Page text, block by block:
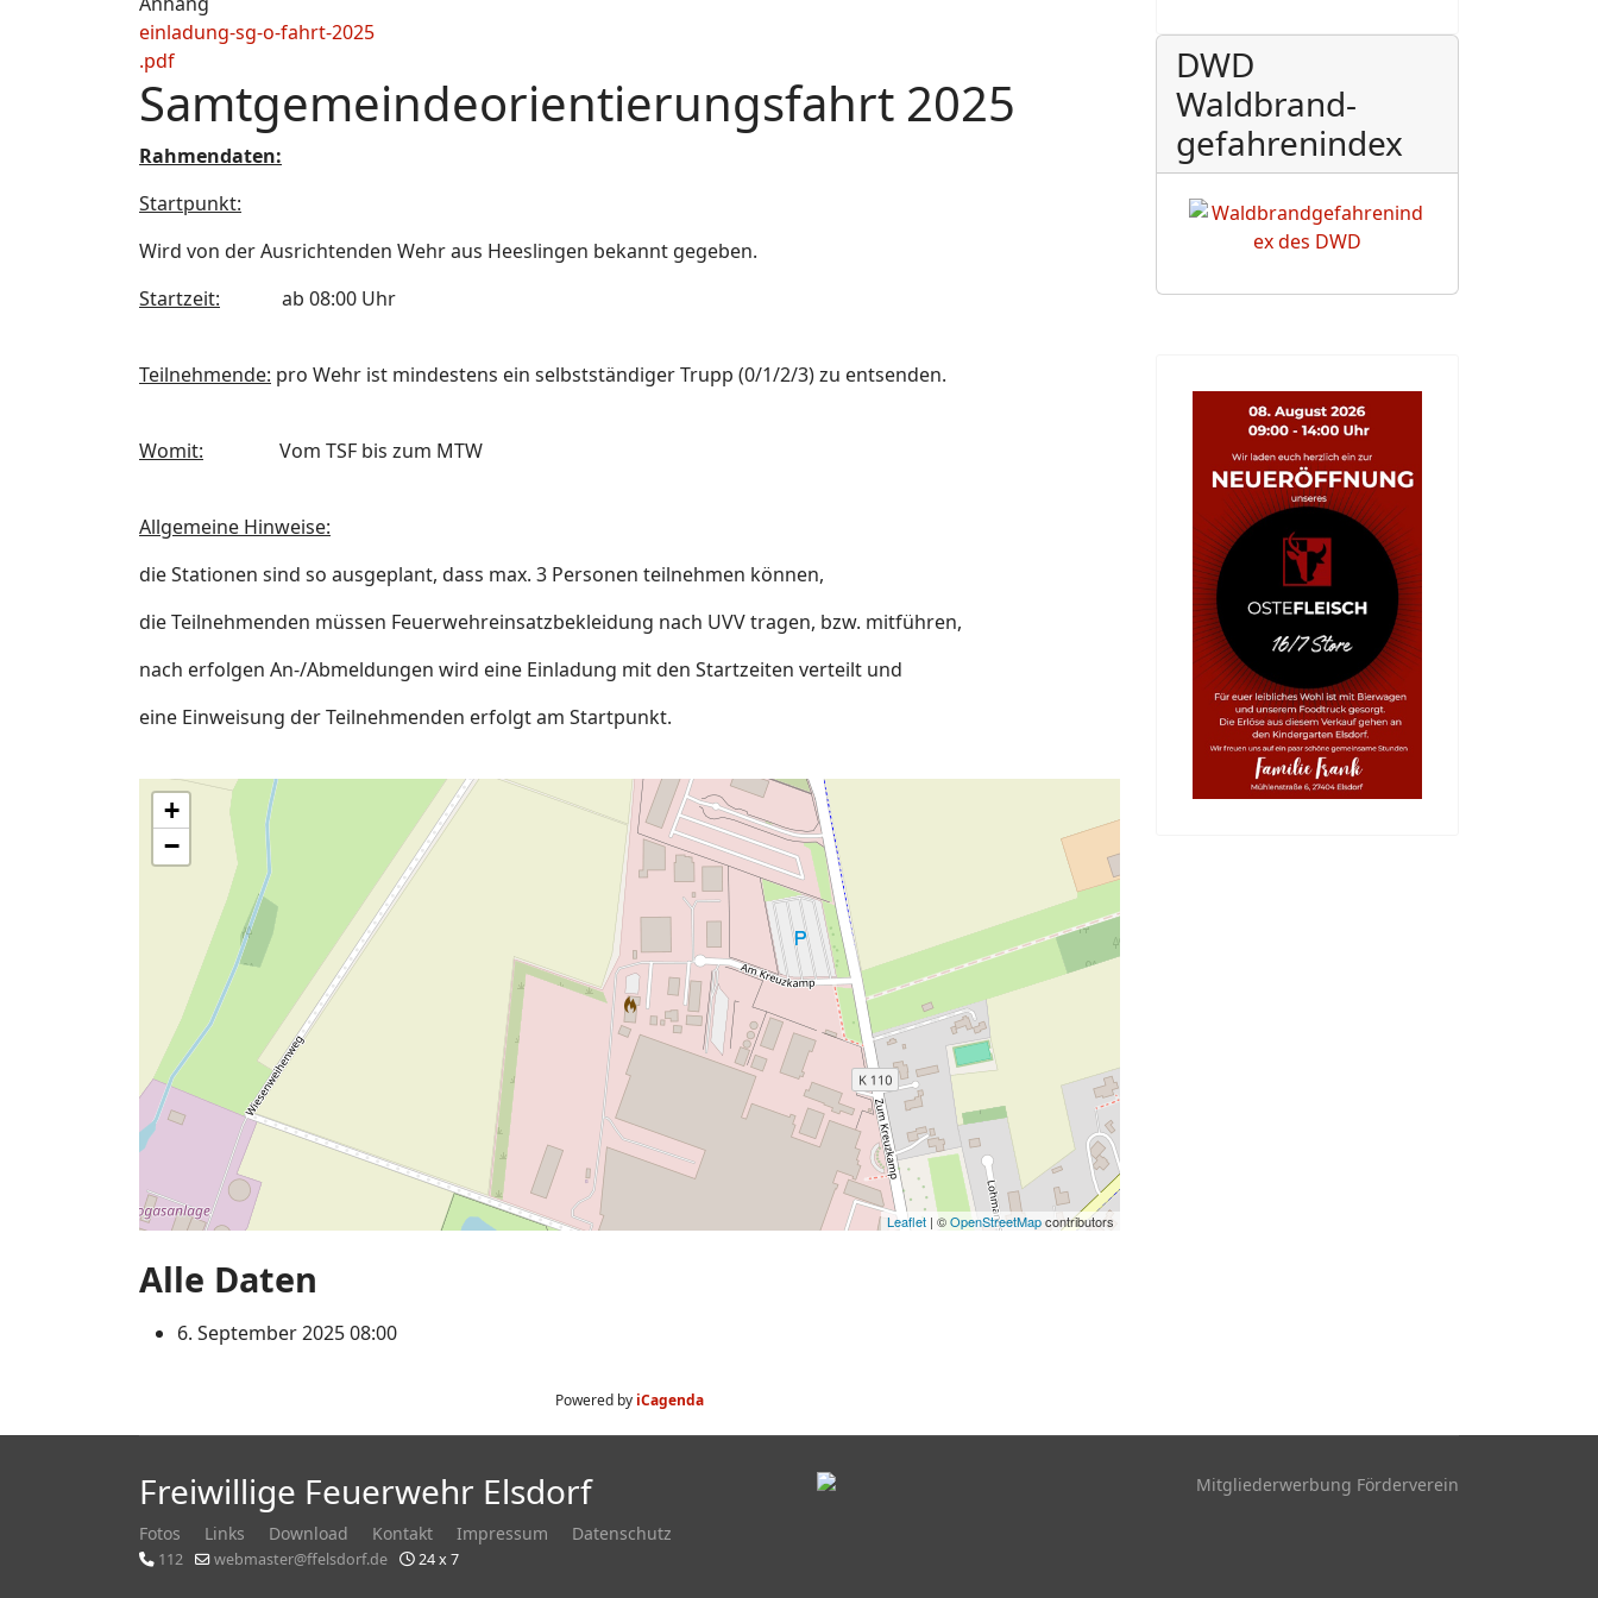
einladung-sg-o-fahrt-2025
.pdf
Samtgemeindeorientierungsfahrt 2025
Rahmendaten:
Startpunkt:
Wird von der Ausrichtenden Wehr aus Heeslingen bekannt gegeben.
Startzeit: ab 08:00 Uhr
Teilnehmende: pro Wehr ist mindestens ein selbstständiger Trupp (0/1/2/3) zu entsenden.
Womit: Vom TSF bis zum MTW
Allgemeine Hinweise:
die Stationen sind so ausgeplant, dass max. 3 Personen teilnehmen können,
die Teilnehmenden müssen Feuerwehreinsatzbekleidung nach UVV tragen, bzw. mitführen,
nach erfolgen An-/Abmeldungen wird eine Einladung mit den Startzeiten verteilt und
eine Einweisung der Teilnehmenden erfolgt am Startpunkt.
+
−
Leaflet | ©OpenStreetMapcontributors
Alle Daten
6. September 202508:00
Powered by iCagenda
DWD
Waldbrand-
gefahrenindex
Freiwillige Feuerwehr Elsdorf
Fotos Links Download Kontakt Impressum Datenschutz
112 webmaster@ffelsdorf.de 24 x 7